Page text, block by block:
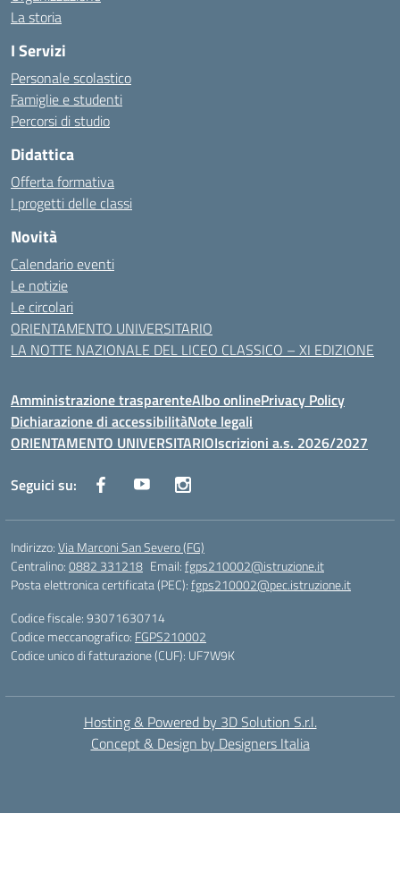
La storia
I Servizi
Personale scolastico
Famiglie e studenti
Percorsi di studio
Didattica
Offerta formativa
I progetti delle classi
Novità
Calendario eventi
Le notizie
Le circolari
ORIENTAMENTO UNIVERSITARIO
LA NOTTE NAZIONALE DEL LICEO CLASSICO – XI EDIZIONE
Amministrazione trasparenteAlbo onlinePrivacy Policy
Dichiarazione di accessibilitàNote legali
ORIENTAMENTO UNIVERSITARIOIscrizioni a.s. 2026/2027
Seguici su:
Indirizzo:Via Marconi San Severo (FG)
Centralino:0882 331218 Email:fgps210002@istruzione.it
Posta elettronica certificata (PEC):fgps210002@pec.istruzione.it
Codice fiscale: 93071630714
Codice meccanografico: FGPS210002
Codice unico di fatturazione (CUF): UF7W9K
Hosting & Powered by 3D Solution S.r.l.
Concept & Design by Designers Italia